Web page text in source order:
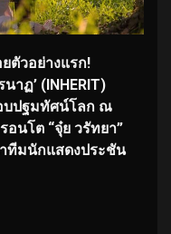
ยตัวอย่างแรก!
าฏ’ (INHERIT)
บปฐมทัศน์โลก ณ
นโต “จุ๋ย วรัทยา”
ทีมนักแสดงประชัน